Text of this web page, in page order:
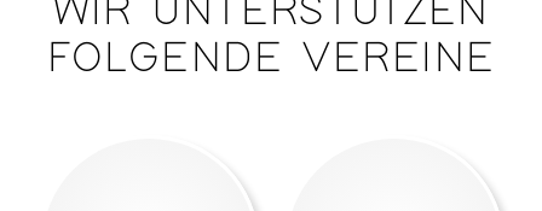
WIR UNTERSTÜTZEN
FOLGENDE VEREINE